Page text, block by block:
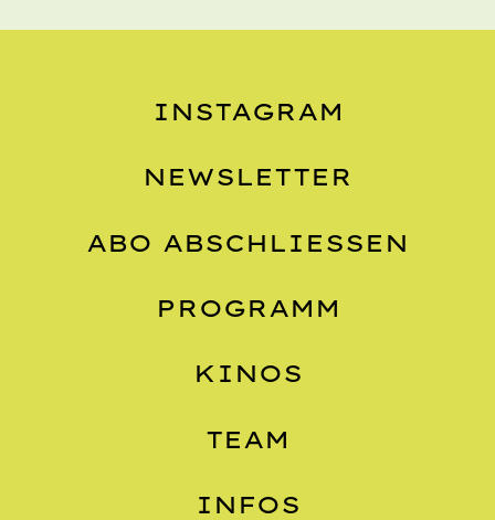
INSTAGRAM
NEWSLETTER
ABO ABSCHLIESSEN
PROGRAMM
KINOS
TEAM
INFOS